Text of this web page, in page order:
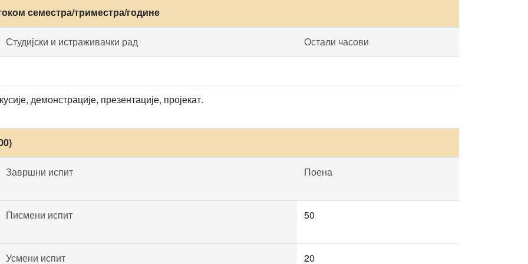
семестра/триместра/године
Студијски и истраживачки рад Остали часови
демонстрације, презентације, пројекат.
Завршни испит Поена
Писмени испит 50
Усмени испит 20